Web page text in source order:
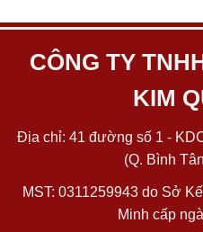
CÔNG TY
KIM
Địa chỉ: 41 đường số 1 -
(Q. Bình
MST: 0311259943 do Sở
Minh cấp